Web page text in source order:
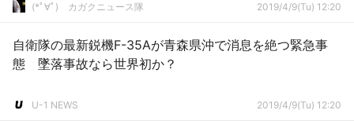
(*ﾟ∀ﾟ)ゞカガクニュース隊 2019/4/9(Tu) 12:20
自衛隊の最新鋭機F-35Aが青森県沖で消息を絶つ緊急事
態 墜落事故なら世界初か？
U-1 NEWS 2019/4/9(Tu) 12:20